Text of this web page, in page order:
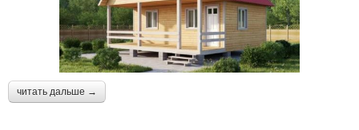
читать дальше →